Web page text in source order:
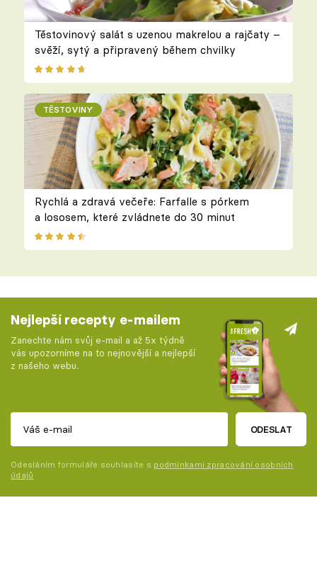
Těstovinový salát s uzenou makrelou a rajčaty –
svěží, sytý a připravený během chvilky
TĚSTOVINY
Rychlá a zdravá večeře: Farfalle s pórkem
a lososem, které zvládnete do 30 minut
Nejlepší recepty e-mailem
Zanechte nám svůj e-mail a až 5x týdně
vás upozorníme na to nejnovější a nejlepší
z našeho webu.
ODESLAT
Odesláním formuláře souhlasíte s podmínkami zpracování osobních
údajů